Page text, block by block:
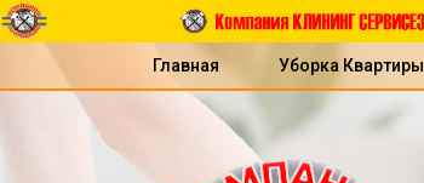
Главная Уборка Квартиры